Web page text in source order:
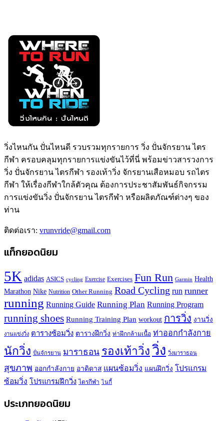
วิ่งไหนกัน ปั่นไหนดี รวบรวมทุกรายการ วิ่ง ปั่นจักรยาน ไตร
กีฬา ครอบคลุมทุกรายการแข่งขันไว้ที่นี่ พร้อมข่าวสารวงการ
วิ่ง ปั่นจักรยาน ไตรกีฬา รองเท้าวิ่ง จักรยานเสือหมอบ รถไตร
กีฬา ให้เรื่องกีฬาใกล้ตัวคุณ ต้องการประชาสัมพันธ์กิจกรรม
การแข่งขันวิ่ง ปั่นจักรยาน ไตรกีฬา หรือผลิตภัณฑ์ต่างๆ ของ
ท่าน
ติดต่อเรา: vrunvride@gmail.com
แท็กยอดนิยม
5K adidas ASICS cycling Exercise Exercises Fun Run Garmin Health
Marathon Nike Nutrition Other Running Road Cycling run runner
running Running Guide Running Plan Running Program
running shoes Running Training Plan workout การวิ่ง งานวิ่ง
งานแข่งวิ่ง ตารางซ้อมวิ่ง ตารางฝึกวิ่ง ท่าฝึกกล้ามเนื้อ ท่าออกกำลังกาย
นักวิ่ง ปั่นจักรยาน มาราธอน รองเท้าวิ่ง วิ่ง วิ่งมาราธอน
สุขภาพ ออกกำลังกาย อาดิดาส แผนซ้อมวิ่ง แผนฝึกวิ่ง โปรแกรม
ซ้อมวิ่ง โปรแกรมฝึกวิ่ง ไตรกีฬา ไนกี้
ประเภทยอดนิยม